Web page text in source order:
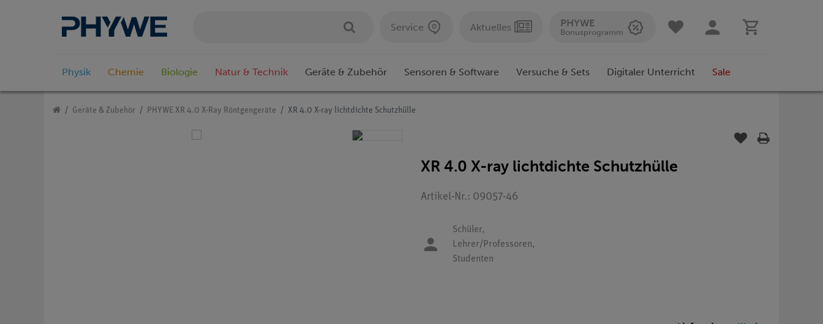
Service Aktuelles PHYWE
Bonusprogramm
Physik Chemie Biologie Natur & Technik Geräte & Zubehör Sensoren & Software Versuche & Sets Digitaler Unterricht Sale
Geräte & Zubehör PHYWE XR 4.0 X-Ray Röntgengeräte XR 4.0 X-ray lichtdichte Schutzhülle
XR 4.0 X-ray lichtdichte Schutzhülle
Artikel-Nr.: 09057-46
Schüler,
Lehrer/Professoren,
Studenten